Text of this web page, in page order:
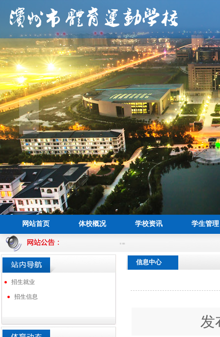
网站首页 体校概况 学校资讯 学生管理
在线留言
招生就业
招生信息
信息中心
发